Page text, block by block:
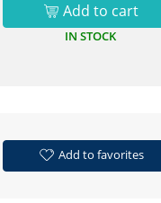
Add to cart
IN STOCK
Add to favorites